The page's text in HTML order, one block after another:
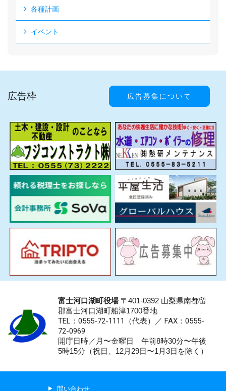
各種計画
イベント
広告枠 広告募集について
富士河口湖町役場〒401-0392 山梨県南都留
郡富士河口湖町船津1700番地
TEL：0555-72-1111 （代表）／ FAX：0555-
72-0969
開庁日時／月〜金曜日 午前8時30分〜午後
5時15分（祝日、12月29日〜1月3日を除く）
問い合わせ